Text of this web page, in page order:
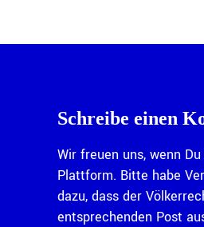
Schreibe einen
Wir freuen uns, wenn
Plattform. Bitte habe
dazu, dass der
entsprechenden Post